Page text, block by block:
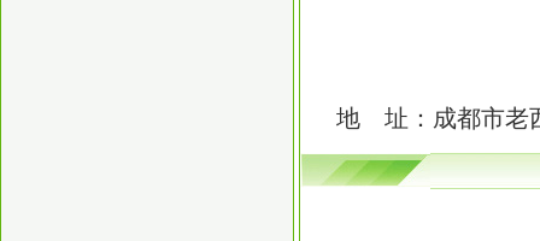
地 址：成都市老